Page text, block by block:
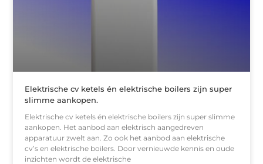
Elektrische cv ketels én elektrische boilers zijn super
slimme aankopen.
Elektrische cv ketels én elektrische boilers zijn super slimme
aankopen. Het aanbod aan elektrisch aangedreven
apparatuur zwelt aan. Zo ook het aanbod aan elektrische
cv’s en elektrische boilers. Door vernieuwde kennis en oude
inzichten wordt de elektrische